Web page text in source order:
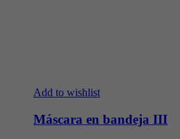
Add to wishlist
Máscara en bandeja III